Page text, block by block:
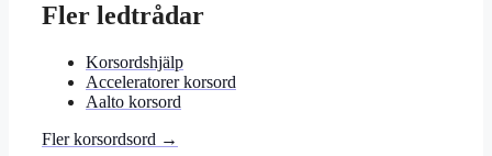
Fler ledtrådar
Korsordshjälp
Acceleratorer korsord
Aalto korsord
Fler korsordsord →